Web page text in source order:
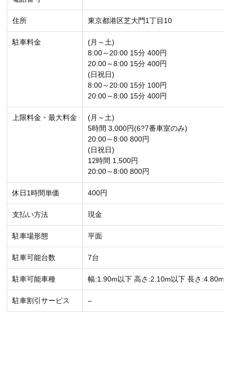
住所 東京都港区芝大門1丁目10
駐車料金
(月～土)
8:00～20:00 15分 400円
20:00～8:00 15分 400円
(日祝日)
8:00～20:00 15分 100円
20:00～8:00 15分 400円
上限料金・最大料金
(月～土)
5時間 3,000円(6?7番車室のみ)
20:00～8:00 800円
(日祝日)
12時間 1,500円
20:00～8:00 800円
休日1時間単価 400円
支払い方法 現金
駐車場形態 平面
駐車可能台数 7台
駐車可能車種 幅:1.90m以下 高さ:2.10m以下 長さ:4.80m
駐車割引サービス –